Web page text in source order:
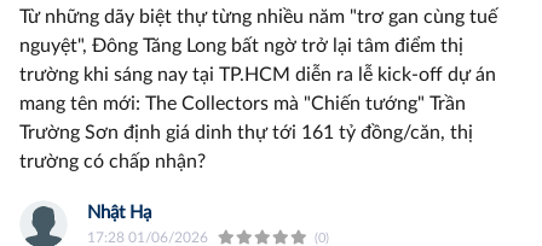
Từ những dãy biệt thự từng nhiều năm "trơ gan cùng tuế
nguyệt", Đông Tăng Long bất ngờ trở lại tâm điểm thị
trường khi sáng nay tại TP.HCM diễn ra lễ kick-off dự án
mang tên mới: The Collectors mà "Chiến tướng" Trần
Trường Sơn định giá dinh thự tới 161 tỷ đồng/căn, thị
trường có chấp nhận?
Nhật Hạ
17:28 01/06/2026 (0)